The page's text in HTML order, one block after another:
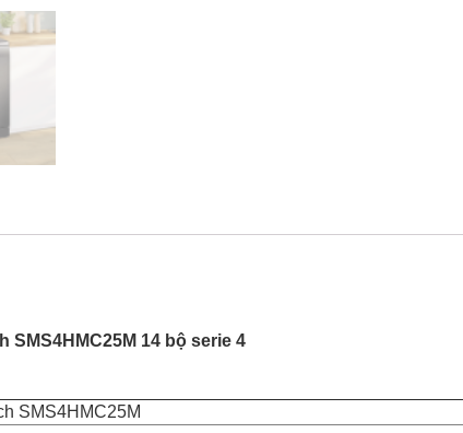
SMS4HMC25M 14 bộ serie 4
SMS4HMC25M